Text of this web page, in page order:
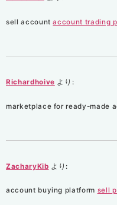
sell accountaccount trading
Richardhoive より:
marketplace for ready-made
ZacharyKib より:
account buying platform sell